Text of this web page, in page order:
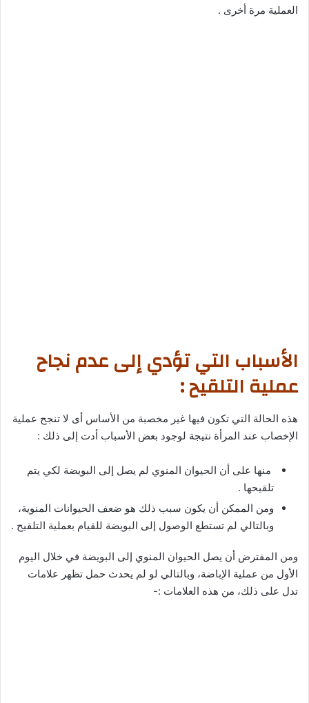
العملية مرة أخرى .
الأسباب التي تؤدي إلى عدم نجاح
عملية التلقيح :
هذه الحالة التي تكون فيها غير مخصبة من الأساس أى لا تنجح عملية
الإخصاب عند المرأة نتيجة لوجود بعض الأسباب أدت إلى ذلك :
منها على أن الحيوان المنوي لم يصل إلى البويضة لكي يتم
تلقيحها .
ومن الممكن أن يكون سبب ذلك هو ضعف الحيوانات المنوية،
وبالتالي لم تستطع الوصول إلى البويضة للقيام بعملية التلقيح .
ومن المفترض أن يصل الحيوان المنوي إلى البويضة في خلال اليوم
الأول من عملية الإباضة، وبالتالي لو لم يحدث حمل تظهر علامات
تدل على ذلك، من هذه العلامات :-